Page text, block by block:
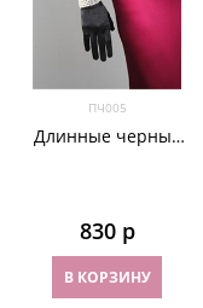
ПЧ005
Длинные черные
830 р
В КОРЗИНУ